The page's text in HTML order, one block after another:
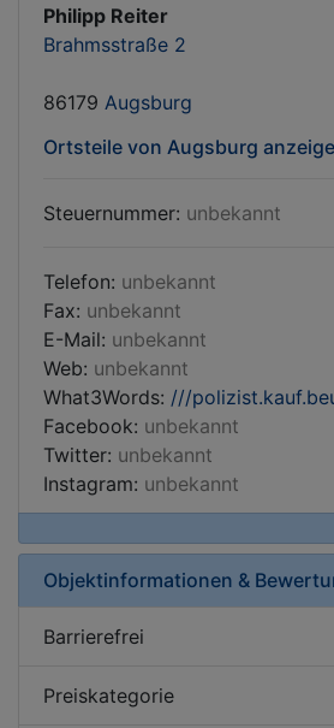
Philipp Reiter
Brahmsstraße 2
86179 Augsburg
Ortsteile von Augsburg
Steuernummer: unbekannt
Telefon: unbekannt
Fax: unbekannt
E-Mail: unbekannt
Web: unbekannt
What3Words: ///
Facebook: unbekannt
Twitter: unbekannt
Instagram: unbekannt
Objektinformationen &
Barrierefrei
Preiskategorie